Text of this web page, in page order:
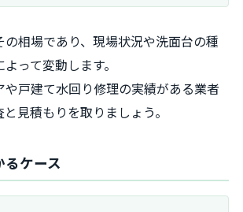
相場であり、現場状況や洗面台の種
って変動します。
や戸建て水回り修理の実績がある業者
見積もりを取りましょう。
ケース